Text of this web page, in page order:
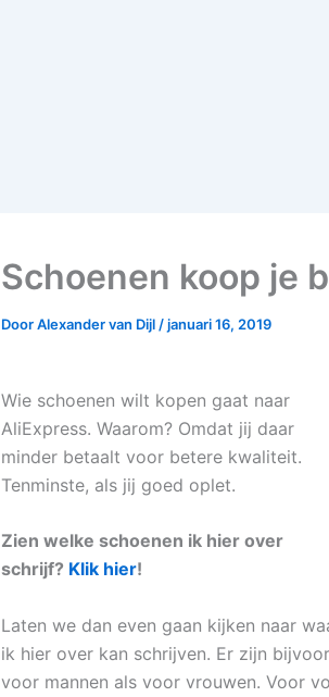
Schoenen koop je
DoorAlexander van Dijl /januari 16, 2019
Wie schoenen wilt kopen gaat naar
AliExpress. Waarom? Omdat jij daar
minder betaalt voor betere kwaliteit.
Tenminste, als jij goed oplet.
Zien welke schoenen ik hier over
schrijf? Klik hier!
Laten we dan even gaan kijken naar
ik hier over kan schrijven. Er zijn
voor mannen als voor vrouwen. Voor